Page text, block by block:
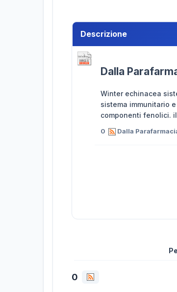
Descrizione
Dalla
Winter echinacea
sistema immunitario
componenti fenolici.
0 Dalla
0